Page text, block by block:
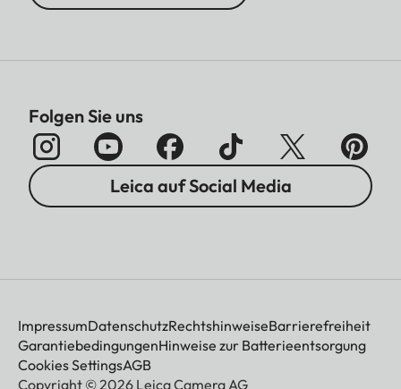
Folgen Sie uns
Leica auf Social Media
ImpressumDatenschutzRechtshinweiseBarrierefreiheit
GarantiebedingungenHinweise zur Batterieentsorgung
Cookies SettingsAGB
Copyright © 2026 Leica Camera AG